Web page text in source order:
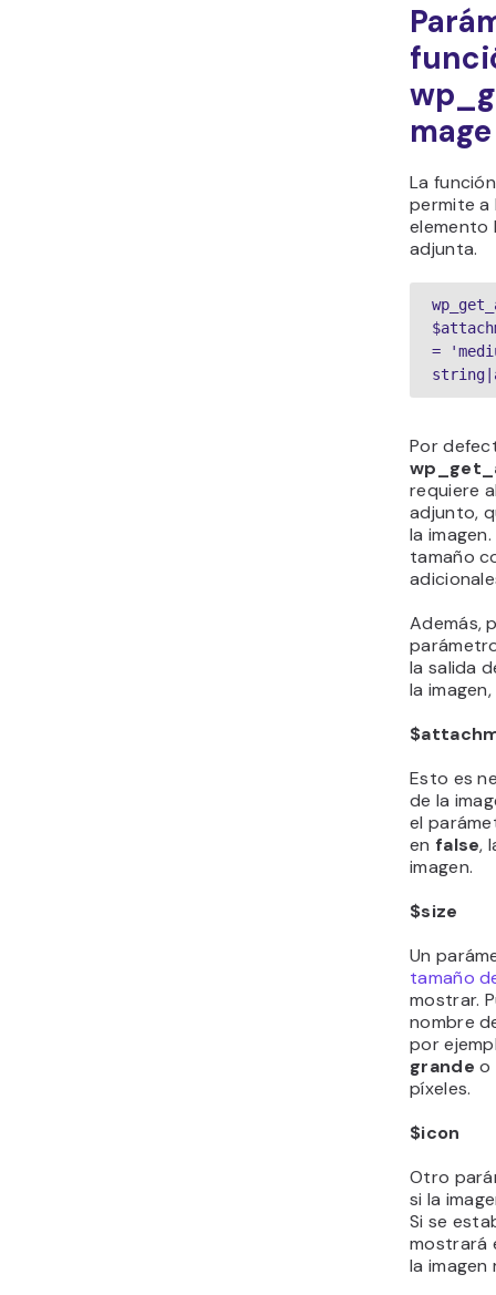
mage
La
permite a
elemento
adjunta.
=
Por
requiere
adjunto,
la
tamaño
Además,
la salida
la
Esto es
de la
el
en false,
imagen.
$size
Un
tamaño
mostrar.
nombre
por
grande o
píxeles.
$icon
Otro
si la
Si se
mostrará
la imagen